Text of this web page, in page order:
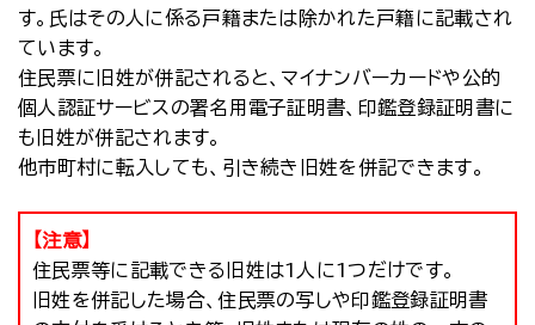
す。氏はその人に係る戸籍または除かれた戸籍に記載され
ています。
住民票に旧姓が併記されると、マイナンバーカードや公的
個人認証サービスの署名用電子証明書、印鑑登録証明書に
も旧姓が併記されます。
他市町村に転入しても、引き続き旧姓を併記できます。
【注意】
住民票等に記載できる旧姓は1人に1つだけです。
旧姓を併記した場合、住民票の写しや印鑑登録証明書